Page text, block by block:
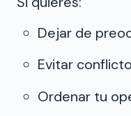
Dejar de
Evitar
Ordenar tu